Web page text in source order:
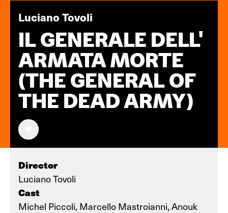
Luciano Tovoli
IL GENERALE DELL'
ARMATA MORTE
(THE GENERAL OF
THE DEAD ARMY)
Director
Luciano Tovoli
Cast
Michel Piccoli, Marcello Mastroianni, Anouk